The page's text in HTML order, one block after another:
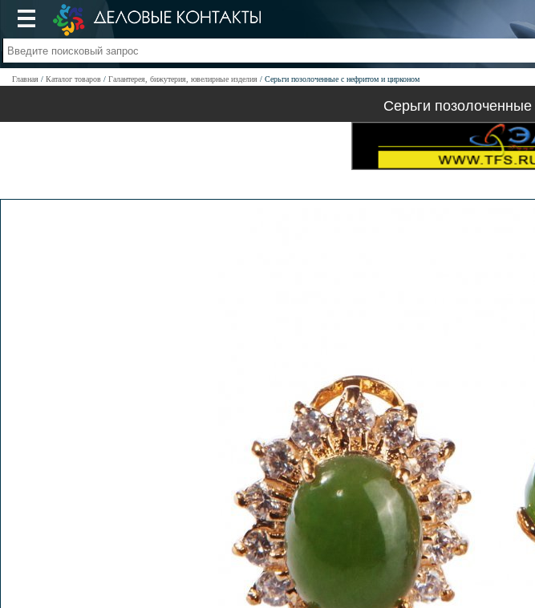
Главная Каталог товаров Галантерея, бижутерия, ювелирные изделия Серьги позолоченные с нефритом и цирконом
Серьги